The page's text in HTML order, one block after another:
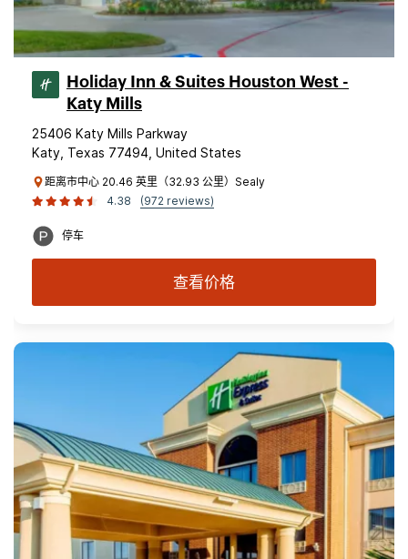
Holiday Inn & Suites Houston West -
Katy Mills
25406 Katy Mills Parkway
Katy, Texas 77494, United States
距离市中心 20.46 英里（32.93 公里）Sealy
4.38
(972 reviews)
停车
查看价格